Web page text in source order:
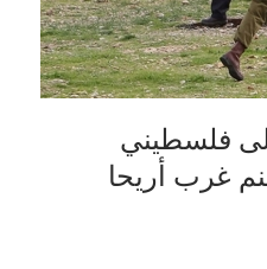
فلسطيني